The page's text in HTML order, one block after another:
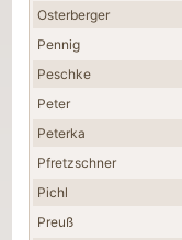
Osterberger
Pennig
Peschke
Peter
Peterka
Pfretzschner
Pichl
Preuß